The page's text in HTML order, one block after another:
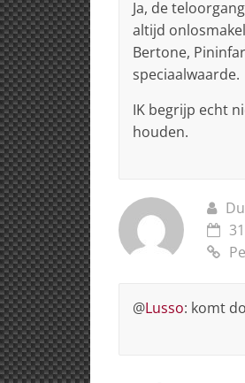
Ja, de
altijd
Bertone,
speciaalwaarde.
IK begrijp echt
houden.
@Lusso: komt